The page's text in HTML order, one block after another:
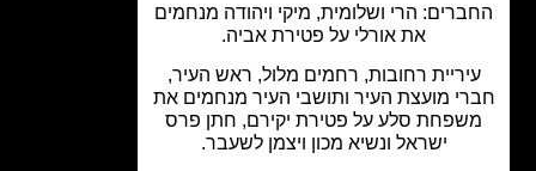
הרי ושלומית, מיקי ויהודה מנחמים
את אורלי על פטירת אביה.
רחובות, רחמים מלול, ראש העיר,
מועצת העיר ותושבי העיר מנחמים את
סלע על פטירת יקירם, חתן פרס
ישראל ונשיא מכון ויצמן לשעבר.